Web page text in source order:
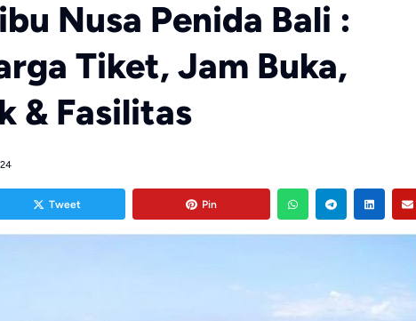
Nusa Penida Bali :
Tiket, Jam Buka,
& Fasilitas
Tweet Pin